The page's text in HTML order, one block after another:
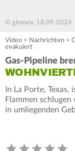
© glomex, 18.09.2024
Video > Nachrichten >
evakuiert
Gas-Pipeline
In La Porte,
Flammen
in umliegenden